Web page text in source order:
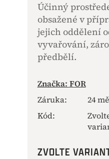
Účinný
obsažené v
jejich oddělení
vyvařování,
předbělí.
Značka: FOR
Záruka:
24
Kód:
ZVOLTE